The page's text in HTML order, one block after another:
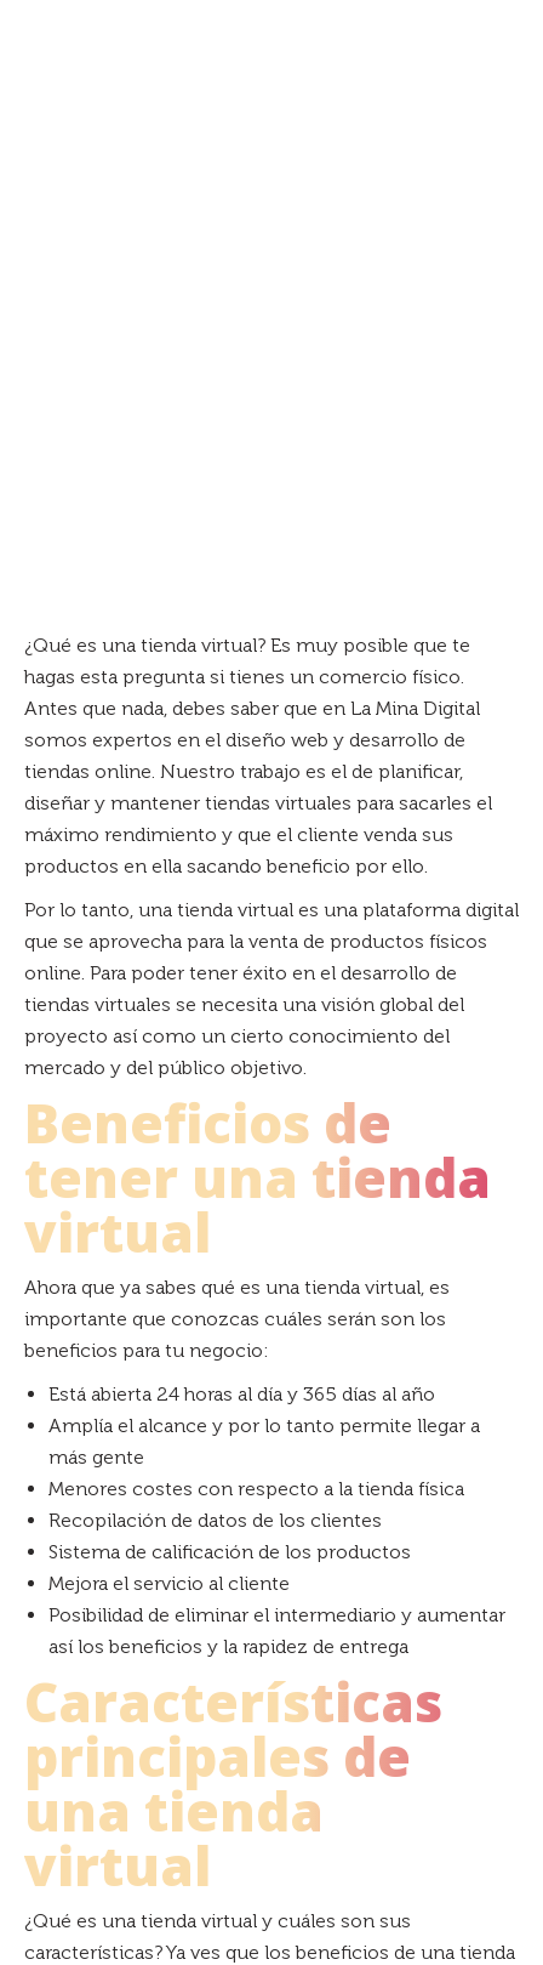
¿Qué es una tienda virtual? Es muy posible que te
hagas esta pregunta si tienes un comercio físico.
Antes que nada, debes saber que en La Mina Digital
somos expertos en el diseño web y desarrollo de
tiendas online. Nuestro trabajo es el de planificar,
diseñar y mantener tiendas virtuales para sacarles el
máximo rendimiento y que el cliente venda sus
productos en ella sacando beneficio por ello.
Por lo tanto, una tienda virtual es una plataforma digital
que se aprovecha para la venta de productos físicos
online. Para poder tener éxito en el desarrollo de
tiendas virtuales se necesita una visión global del
proyecto así como un cierto conocimiento del
mercado y del público objetivo.
Beneficios de
tener una tienda
virtual
Ahora que ya sabes qué es una tienda virtual, es
importante que conozcas cuáles serán son los
beneficios para tu negocio:
Está abierta 24 horas al día y 365 días al año
Amplía el alcance y por lo tanto permite llegar a
más gente
Menores costes con respecto a la tienda física
Recopilación de datos de los clientes
Sistema de calificación de los productos
Mejora el servicio al cliente
Posibilidad de eliminar el intermediario y aumentar
así los beneficios y la rapidez de entrega
Características
principales de
una tienda
virtual
¿Qué es una tienda virtual y cuáles son sus
características? Ya ves que los beneficios de una tienda